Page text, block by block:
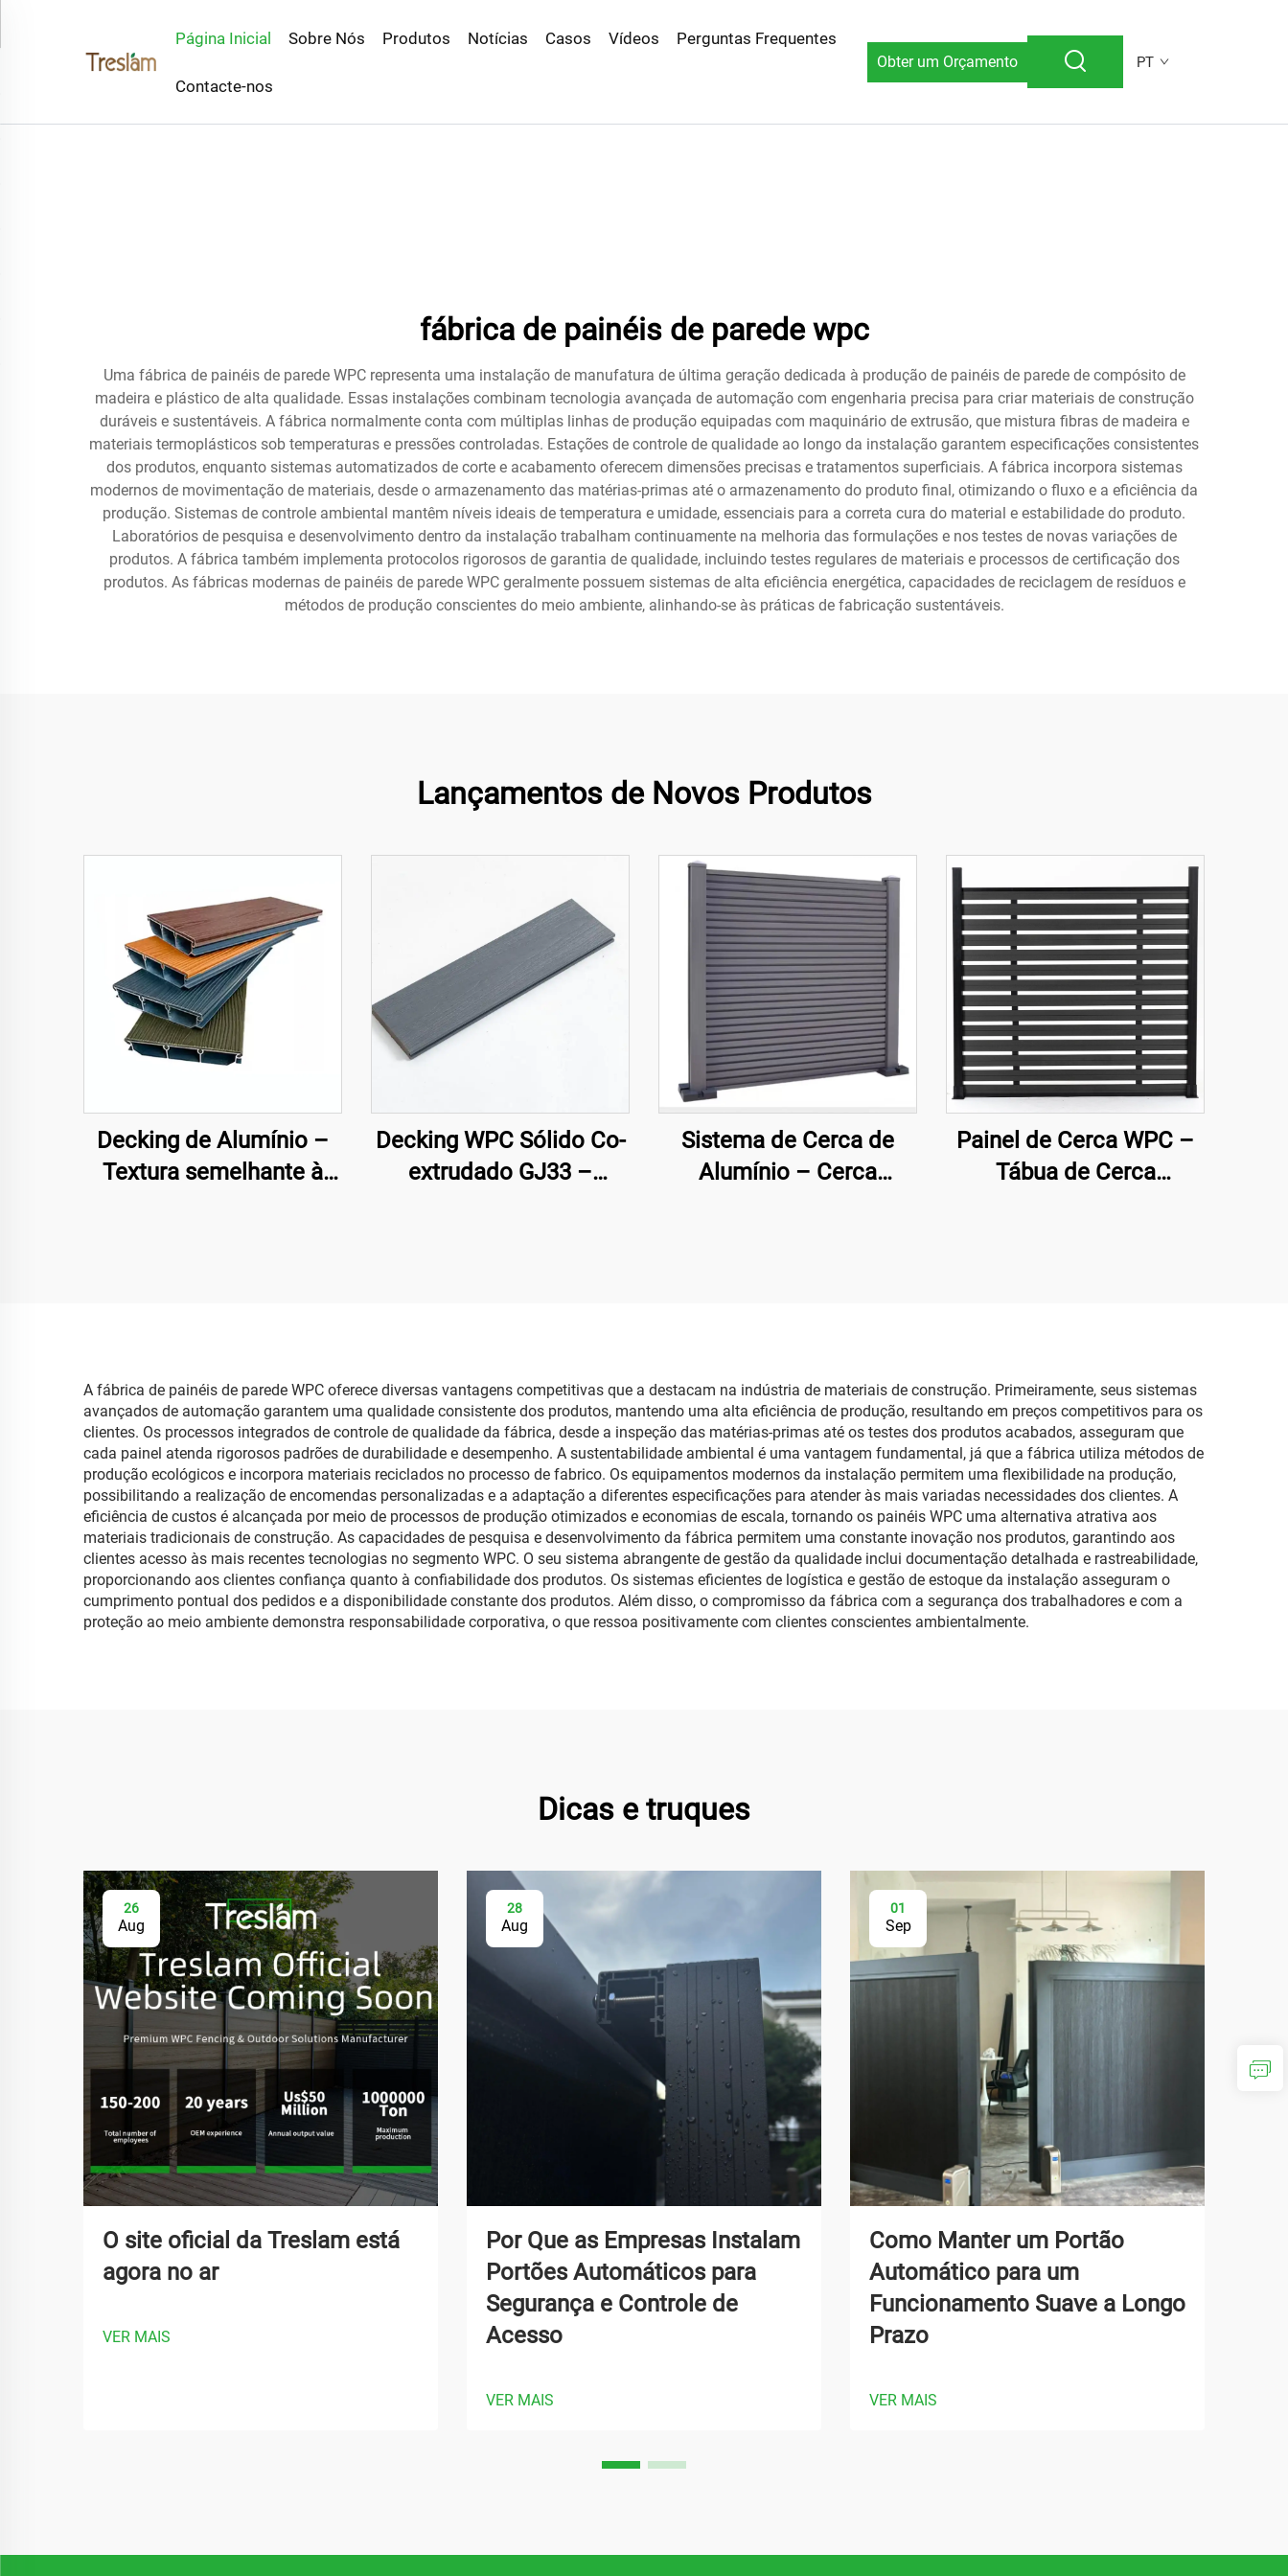
Página Inicial Sobre Nós Produtos Notícias Casos Vídeos Perguntas Frequentes
Contacte-nos
Obter um Orçamento PT
fábrica de painéis de parede wpc
Uma fábrica de painéis de parede WPC representa uma instalação de manufatura de última geração dedicada à produção de painéis de parede de compósito de
madeira e plástico de alta qualidade. Essas instalações combinam tecnologia avançada de automação com engenharia precisa para criar materiais de construção
duráveis e sustentáveis. A fábrica normalmente conta com múltiplas linhas de produção equipadas com maquinário de extrusão, que mistura fibras de madeira e
materiais termoplásticos sob temperaturas e pressões controladas. Estações de controle de qualidade ao longo da instalação garantem especificações consistentes
dos produtos, enquanto sistemas automatizados de corte e acabamento oferecem dimensões precisas e tratamentos superficiais. A fábrica incorpora sistemas
modernos de movimentação de materiais, desde o armazenamento das matérias-primas até o armazenamento do produto final, otimizando o fluxo e a eficiência da
produção. Sistemas de controle ambiental mantêm níveis ideais de temperatura e umidade, essenciais para a correta cura do material e estabilidade do produto.
Laboratórios de pesquisa e desenvolvimento dentro da instalação trabalham continuamente na melhoria das formulações e nos testes de novas variações de
produtos. A fábrica também implementa protocolos rigorosos de garantia de qualidade, incluindo testes regulares de materiais e processos de certificação dos
produtos. As fábricas modernas de painéis de parede WPC geralmente possuem sistemas de alta eficiência energética, capacidades de reciclagem de resíduos e
métodos de produção conscientes do meio ambiente, alinhando-se às práticas de fabricação sustentáveis.
Lançamentos de Novos Produtos
Decking de Alumínio –
Textura semelhante à
Decking WPC Sólido Co-
extrudado GJ33 –
Sistema de Cerca de
Alumínio – Cerca
Painel de Cerca WPC –
Tábua de Cerca
A fábrica de painéis de parede WPC oferece diversas vantagens competitivas que a destacam na indústria de materiais de construção. Primeiramente, seus sistemas
avançados de automação garantem uma qualidade consistente dos produtos, mantendo uma alta eficiência de produção, resultando em preços competitivos para os
clientes. Os processos integrados de controle de qualidade da fábrica, desde a inspeção das matérias-primas até os testes dos produtos acabados, asseguram que
cada painel atenda rigorosos padrões de durabilidade e desempenho. A sustentabilidade ambiental é uma vantagem fundamental, já que a fábrica utiliza métodos de
produção ecológicos e incorpora materiais reciclados no processo de fabrico. Os equipamentos modernos da instalação permitem uma flexibilidade na produção,
possibilitando a realização de encomendas personalizadas e a adaptação a diferentes especificações para atender às mais variadas necessidades dos clientes. A
eficiência de custos é alcançada por meio de processos de produção otimizados e economias de escala, tornando os painéis WPC uma alternativa atrativa aos
materiais tradicionais de construção. As capacidades de pesquisa e desenvolvimento da fábrica permitem uma constante inovação nos produtos, garantindo aos
clientes acesso às mais recentes tecnologias no segmento WPC. O seu sistema abrangente de gestão da qualidade inclui documentação detalhada e rastreabilidade,
proporcionando aos clientes confiança quanto à confiabilidade dos produtos. Os sistemas eficientes de logística e gestão de estoque da instalação asseguram o
cumprimento pontual dos pedidos e a disponibilidade constante dos produtos. Além disso, o compromisso da fábrica com a segurança dos trabalhadores e com a
proteção ao meio ambiente demonstra responsabilidade corporativa, o que ressoa positivamente com clientes conscientes ambientalmente.
Dicas e truques
26
Aug
O site oficial da Treslam está
agora no ar
VER MAIS
28
Aug
Por Que as Empresas Instalam
Portões Automáticos para
Segurança e Controle de
Acesso
VER MAIS
01
Sep
Como Manter um Portão
Automático para um
Funcionamento Suave a Longo
Prazo
VER MAIS